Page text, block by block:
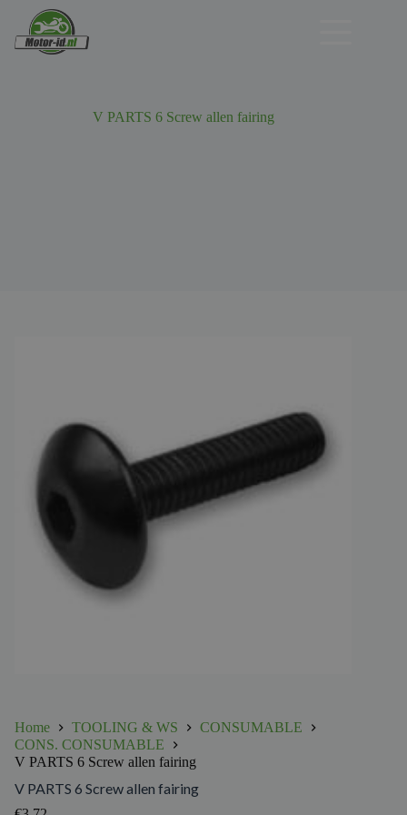
V PARTS 6 Screw allen fairing
Home TOOLING & WS
CONSUMABLE
CONS. CONSUMABLE
V PARTS 6 Screw allen fairing
V PARTS 6 Screw allen fairing